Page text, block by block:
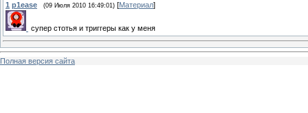
1 p1ease (09 Июля 2010 16:49:01) [Материал]
супер стотья и триггеры как у меня
Полная версия сайта